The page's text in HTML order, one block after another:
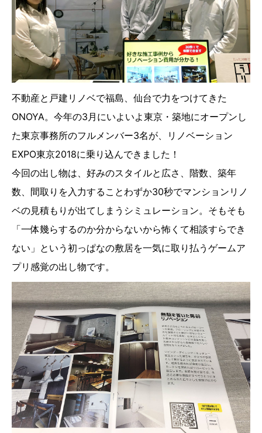
不動産と戸建リノベで福島、仙台で力をつけてきた
ONOYA。今年の3月にいよいよ東京・築地にオープンし
た東京事務所のフルメンバー3名が、リノベーション
EXPO東京2018に乗り込んできました！
今回の出し物は、好みのスタイルと広さ、階数、築年
数、間取りを入力することわずか30秒でマンションリノ
ベの見積もりが出てしまうシミュレーション。そもそも
「一体幾らするのか分からないから怖くて相談すらでき
ない」という初っぱなの敷居を一気に取り払うゲームア
プリ感覚の出し物です。